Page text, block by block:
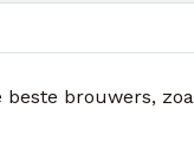
brouwers,